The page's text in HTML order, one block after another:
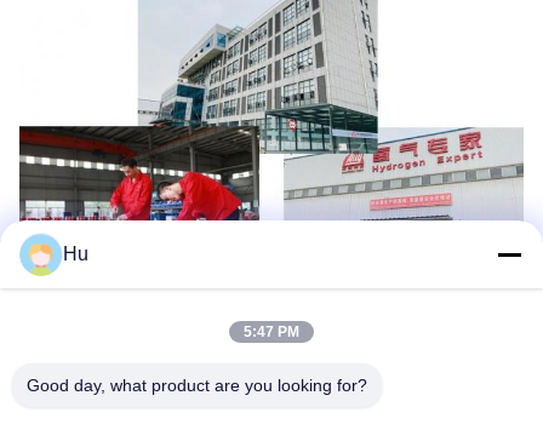
Hu
5:47 PM
Good day, what product are you looking for?